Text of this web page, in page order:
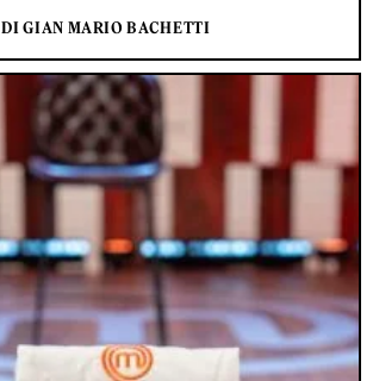
DI GIAN MARIO BACHETTI